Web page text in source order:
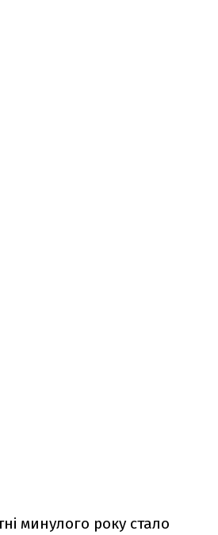
минулого року стало